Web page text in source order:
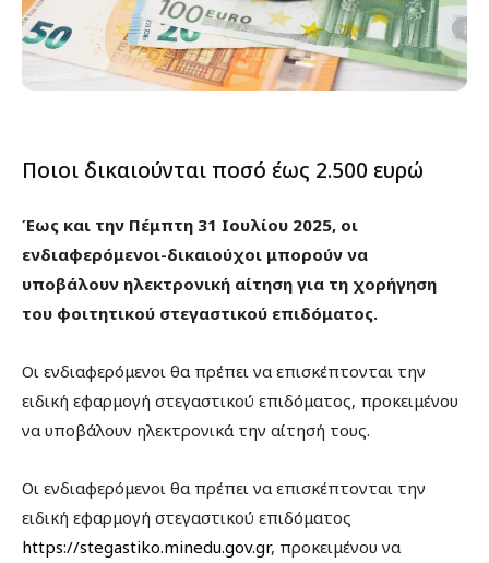
Ποιοι δικαιούνται ποσό έως 2.500 ευρώ
Έως και την Πέμπτη 31 Ιουλίου 2025, οι
ενδιαφερόμενοι-δικαιούχοι μπορούν να
υποβάλουν ηλεκτρονική αίτηση για τη χορήγηση
του φοιτητικού στεγαστικού επιδόματος.
Οι ενδιαφερόμενοι θα πρέπει να επισκέπτονται την
ειδική εφαρμογή στεγαστικού επιδόματος, προκειμένου
να υποβάλουν ηλεκτρονικά την αίτησή τους.
Οι ενδιαφερόμενοι θα πρέπει να επισκέπτονται την
ειδική εφαρμογή στεγαστικού επιδόματος
https://stegastiko.minedu.gov.gr, προκειμένου να